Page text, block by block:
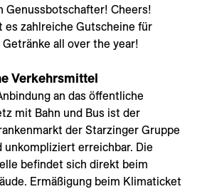
Genussbotschafter! Cheers!
es zahlreiche Gutscheine für
all over the year!
Verkehrsmittel
an das öffentliche
mit Bahn und Bus ist der
der Starzinger Gruppe
unkompliziert erreichbar. Die
befindet sich direkt beim
Ermäßigung beim Klimaticket